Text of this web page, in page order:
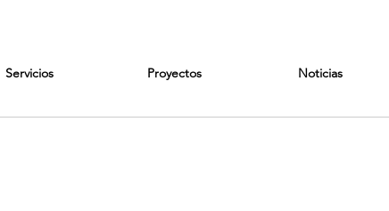
Servicios Proyectos Noticias